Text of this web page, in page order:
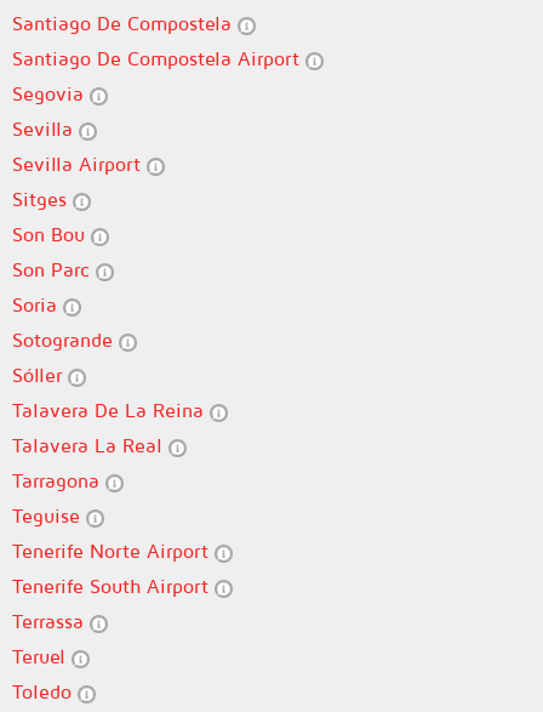
Santiago De Compostela
Santiago De Compostela Airport
Segovia
Sevilla
Sevilla Airport
Sitges
Son Bou
Son Parc
Soria
Sotogrande
Sóller
Talavera De La Reina
Talavera La Real
Tarragona
Teguise
Tenerife Norte Airport
Tenerife South Airport
Terrassa
Teruel
Toledo